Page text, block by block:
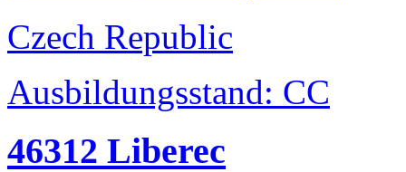
Czech Republic
Ausbildungsstand: CC
46312 Liberec